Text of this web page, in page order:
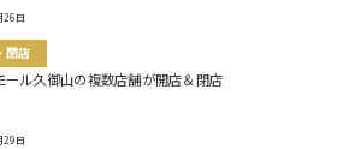
日
閉店
ール久御山の複数店舗が開店＆閉店
日